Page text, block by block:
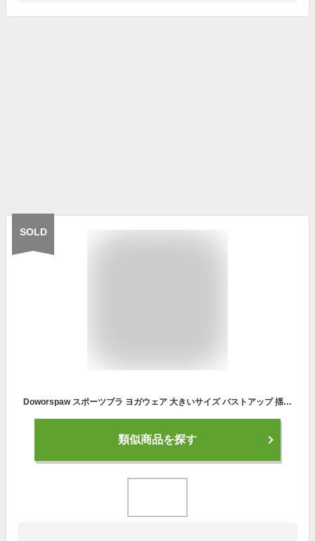
SOLD
Doworspaw スポーツブラ ヨガウェア 大きいサイズ バストアップ 揺れない スポブラ 内蔵成型カップ ノンワイヤー 肌触り良い 補正ブラ クロスバック 吸汗 無地 苦しくない レディース ブラトップ 背中美人 ヨガウェア フィットネス ナイトブラ ブラジャー 夜用ブラ ノンワイヤーブラ 幅広ストラップブラ 育乳ブラ 寝ている間に集中育乳 背面着圧設計 下着 美胸(XL/ピンク)
類似商品を探す